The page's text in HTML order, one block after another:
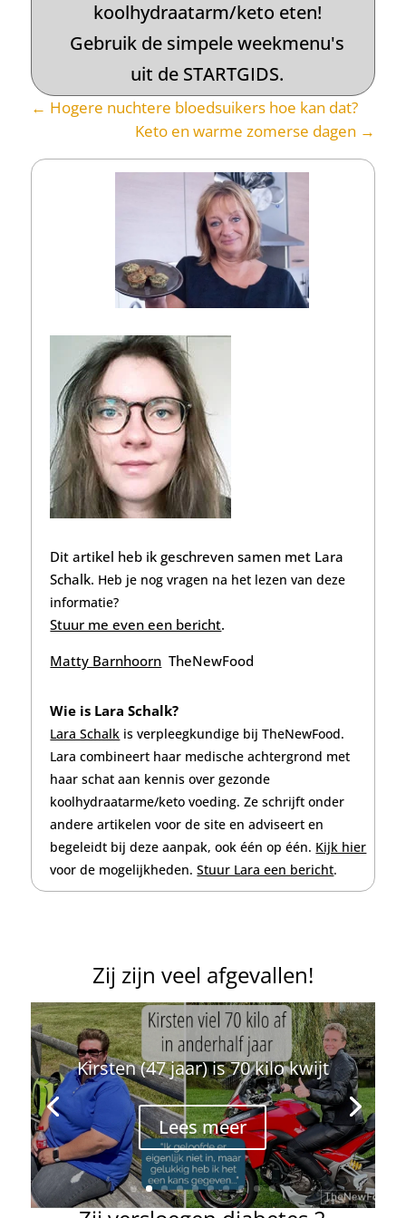
koolhydraatarm/keto eten!
Gebruik de simpele weekmenu's
uit de STARTGIDS.
← Hogere nuchtere bloedsuikers hoe kan dat?
Keto en warme zomerse dagen →
Dit artikel heb ik geschreven samen met Lara
Schalk. Heb je nog vragen na het lezen van deze
informatie?
Stuur me even een bericht.
Matty Barnhoorn TheNewFood
Wie is Lara Schalk?
Lara Schalk is verpleegkundige bij TheNewFood.
Lara combineert haar medische achtergrond met
haar schat aan kennis over gezonde
koolhydraatarme/keto voeding. Ze schrijft onder
andere artikelen voor de site en adviseert en
begeleidt bij deze aanpak, ook één op één. Kijk hier
voor de mogelijkheden. Stuur Lara een bericht.
Zij zijn veel afgevallen!
Kirsten (47 jaar) is 70 kilo kwijt
Lees meer